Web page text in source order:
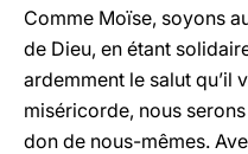
Comme Moïse, soyons
de Dieu, en étant
ardemment le salut qu’il
miséricorde, nous serons
don de nous-mêmes.